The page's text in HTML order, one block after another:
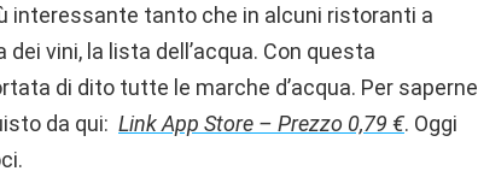
interessante tanto che in alcuni ristoranti a
vini, la lista dell’acqua. Con questa
di dito tutte le marche d’acqua. Per saperne
da qui: Link App Store – Prezzo 0,79 €. Oggi